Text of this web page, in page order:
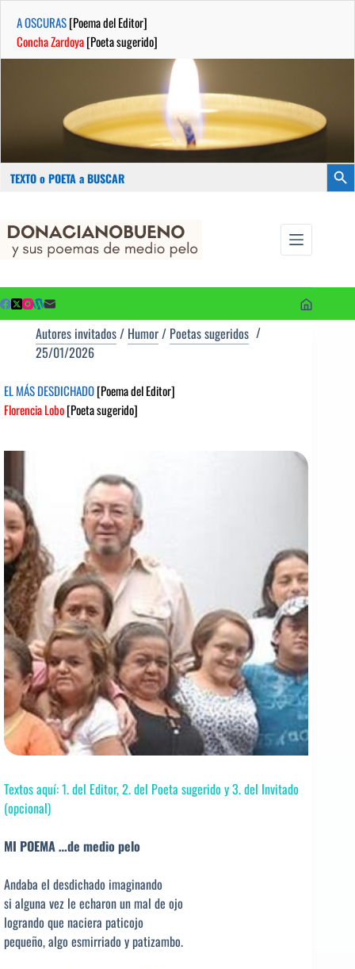
A OSCURAS[Poema del Editor]
Concha Zardoya[Poeta sugerido]
Buscar:
contenido
Autores invitados/ Humor/ Poetas sugeridos
25/01/2026
EL MÁS DESDICHADO[Poema del Editor]
Florencia Lobo[Poeta sugerido]
Textos aquí: 1. del Editor, 2. del Poeta sugerido y 3. del Invitado
(opcional)
MI POEMA …de medio pelo
Andaba el desdichado imaginando
si alguna vez le echaron un mal de ojo
logrando que naciera paticojo
pequeño, algo esmirriado y patizambo.